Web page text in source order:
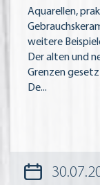
Aquarellen,
weitere
Der alten und
Grenzen
De...